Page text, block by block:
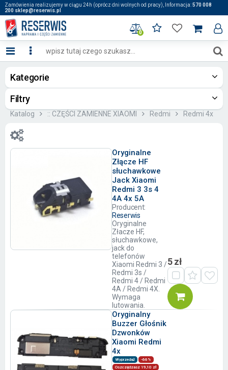
Zamówienia realizujemy w ciągu 24h (oprócz dni wolnych od pracy), Informacja:570 008
200 sklep@reserwis.pl
0
Kategorie
Filtry
Katalog :: CZĘŚCI ZAMIENNE XIAOMI Redmi Redmi 4x
Oryginalne
Złącze HF
słuchawkowe
Jack Xiaomi
Redmi 3 3s 4
4A 4x 5A
Producent:
Reserwis
Oryginalne
Złacze HF,
słuchawkowe,
jack do
telefonów
Xiaomi Redmi 3 /
Redmi 3s /
Redmi 4 / Redmi
4A / Redmi 4X.
Wymaga
lutowania.
5 zł
Oryginalny
Buzzer Głośnik
Dzwonków
Xiaomi Redmi
4x
Wyprzedaż
-66%
Oszczędzasz 19,10 zł